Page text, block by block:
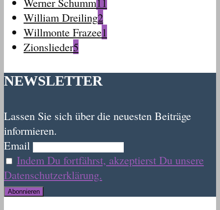
William Dreiling2
Willmonte Frazee1
Zionslieder5
NEWSLETTER
Lassen Sie sich über die neuesten Beiträge
informieren.
Email
Indem Du fortfährst, akzeptierst Du unsere
Datenschutzerklärung.